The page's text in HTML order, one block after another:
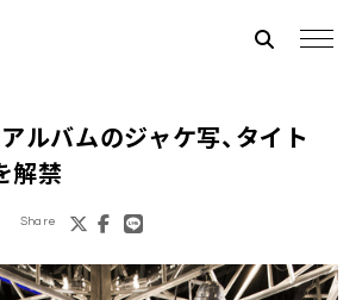
アルバムのジャケ写、タイト
解禁
Share